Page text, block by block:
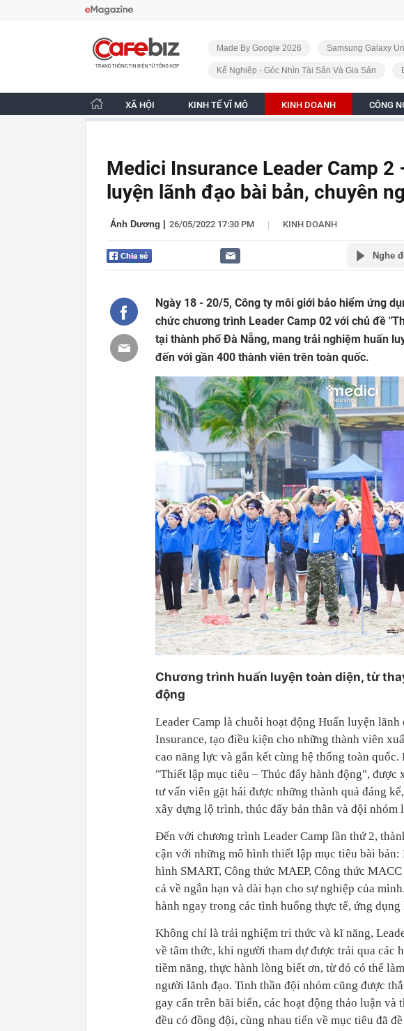
CafeBiz - Trang chủ
Made By Google 2026 Samsung Galaxy
Kế Nghiệp - Góc Nhìn Tài Sản Và Gia Sản
XÃ HỘI KINH TẾ VĨ MÔ KINH DOANH CÔNG
Medici Insurance Leader Camp 2
luyện lãnh đạo bài bản, chuyên
Ánh Dương 26/05/2022 17:30 PM | KINH DOANH
Nghe
Ngày 18 - 20/5, Công ty môi giới bảo hiểm ứng
chức chương trình Leader Camp 02 với chủ đề
tại thành phố Đà Nẵng, mang trải nghiệm huấn
đến với gần 400 thành viên trên toàn quốc.
Chương trình huấn luyện toàn diện, từ
động
Leader Camp là chuỗi hoạt động Huấn luyện
Insurance, tạo điều kiện cho những thành viên
cao năng lực và gắn kết cùng hệ thống toàn
"Thiết lập mục tiêu – Thúc đẩy hành động",
tư vấn viên gặt hái được những thành quả đáng
xây dựng lộ trình, thúc đẩy bản thân và đội nhóm
Đến với chương trình Leader Camp lần thứ 2,
cận với những mô hình thiết lập mục tiêu bài
hình SMART, Công thức MAEP, Công thức
cả về ngắn hạn và dài hạn cho sự nghiệp của
hành ngay trong các tình huống thực tế, ứng
Không chỉ là trải nghiệm tri thức và kĩ năng,
về tâm thức, khi người tham dự được trải qua các
tiềm năng, thực hành lòng biết ơn, từ đó có thể
người lãnh đạo. Tinh thần đội nhóm cũng được
gay cấn trên bãi biển, các hoạt động thảo luận và
đều có đồng đội, cùng nhau tiến về mục tiêu đã đề